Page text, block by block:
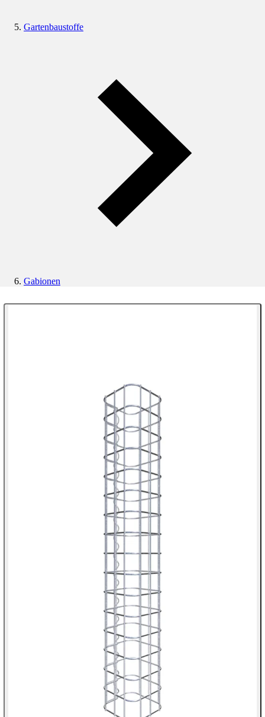
Gartenbaustoffe
Gabionen